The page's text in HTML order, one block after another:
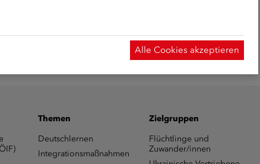
Themen
Deutschlernen
Integrationsmaßnahmen
Zielgruppen
Flüchtlinge und
Zuwander/innen
Alle Cookies akzeptieren